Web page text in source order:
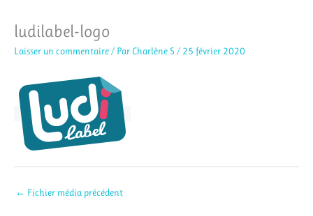
ludilabel-logo
Laisser un commentaire / Par Charlène S / 25 février 2020
← Fichier média précédent